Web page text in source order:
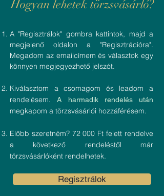
Hogyan lehetek törzsvásárló?
A "Regisztrálok" gombra kattintok, majd a
megjelenő oldalon a "Regisztrációra".
Megadom az emailcímem és választok egy
könnyen megjegyezhető jelszót.
Kiválasztom a csomagom és leadom a
rendelésem.A harmadik rendelés után
megkapom a törzsvásárlói hozzáférésem.
Előbb szeretném? 72 000 Ft felett rendelve
a következő rendeléstől már
törzsvásárlóként rendelhetek.
Regisztrálok